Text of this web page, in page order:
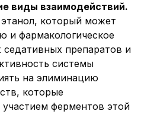
виды взаимодействий.
который может
и фармакологическое
препаратов и
системы
на элиминацию
которые
ферментов этой